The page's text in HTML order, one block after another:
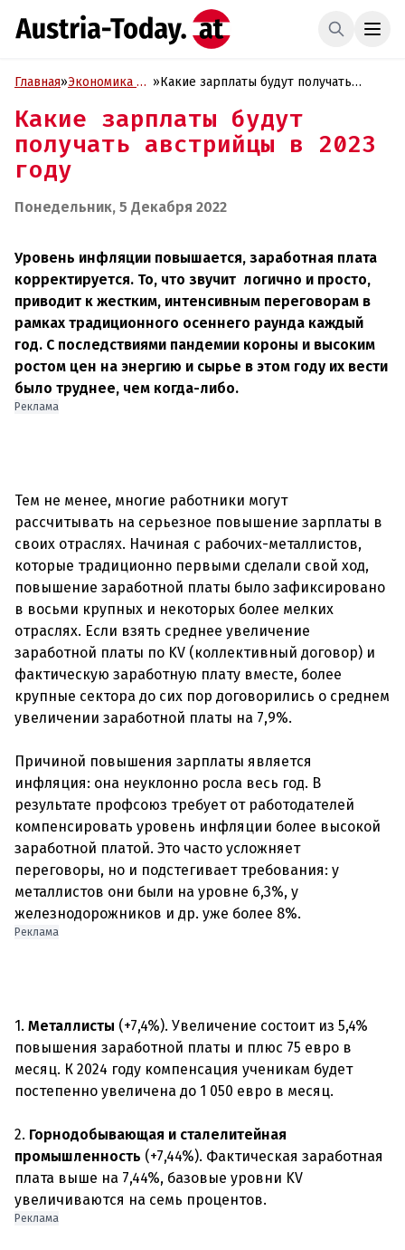
Главная»Экономика и
»Какие зарплаты будут получать
Какие зарплаты будут
получать австрийцы в 2023
году
Понедельник, 5 Декабря 2022
Уровень инфляции повышается, заработная плата
корректируется. То, что звучит логично и просто,
приводит к жестким, интенсивным переговорам в
рамках традиционного осеннего раунда каждый
год. С последствиями пандемии короны и высоким
ростом цен на энергию и сырье в этом году их вести
было труднее, чем когда-либо.
Реклама
Тем не менее, многие работники могут
рассчитывать на серьезное повышение зарплаты в
своих отраслях. Начиная с рабочих-металлистов,
которые традиционно первыми сделали свой ход,
повышение заработной платы было зафиксировано
в восьми крупных и некоторых более мелких
отраслях. Если взять среднее увеличение
заработной платы по KV (коллективный договор) и
фактическую заработную плату вместе, более
крупные сектора до сих пор договорились о среднем
увеличении заработной платы на 7,9%.
Причиной повышения зарплаты является
инфляция: она неуклонно росла весь год. В
результате профсоюз требует от работодателей
компенсировать уровень инфляции более высокой
заработной платой. Это часто усложняет
переговоры, но и подстегивает требования: у
металлистов они были на уровне 6,3%, у
Реклама
1. Металлисты (+7,4%). Увеличение состоит из 5,4%
повышения заработной платы и плюс 75 евро в
месяц. К 2024 году компенсация ученикам будет
постепенно увеличена до 1 050 евро в месяц.
2. Горнодобывающая и сталелитейная
промышленность (+7,44%). Фактическая заработная
плата выше на 7,44%, базовые уровни KV
Реклама